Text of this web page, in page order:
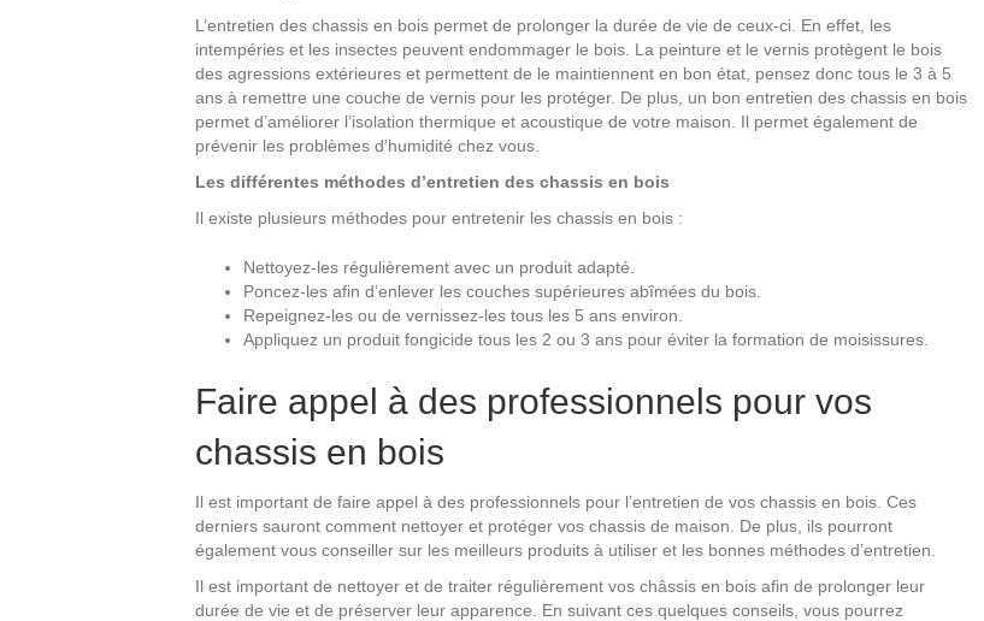
L’entretien des chassis en bois permet de prolonger la durée de vie de ceux-ci. En effet, les
intempéries et les insectes peuvent endommager le bois. La peinture et le vernis protègent le bois
des agressions extérieures et permettent de le maintiennent en bon état, pensez donc tous le 3 à 5
ans à remettre une couche de vernis pour les protéger. De plus, un bon entretien des chassis en bois
permet d’améliorer l’isolation thermique et acoustique de votre maison. Il permet également de
prévenir les problèmes d’humidité chez vous.
Les différentes méthodes d’entretien des chassis en bois
Il existe plusieurs méthodes pour entretenir les chassis en bois :
Nettoyez-les régulièrement avec un produit adapté.
Poncez-les afin d’enlever les couches supérieures abîmées du bois.
Repeignez-les ou de vernissez-les tous les 5 ans environ.
Appliquez un produit fongicide tous les 2 ou 3 ans pour éviter la formation de moisissures.
Faire appel à des professionnels pour vos
chassis en bois
Il est important de faire appel à des professionnels pour l’entretien de vos chassis en bois. Ces
derniers sauront comment nettoyer et protéger vos chassis de maison. De plus, ils pourront
également vous conseiller sur les meilleurs produits à utiliser et les bonnes méthodes d’entretien.
Il est important de nettoyer et de traiter régulièrement vos châssis en bois afin de prolonger leur
durée de vie et de préserver leur apparence. En suivant ces quelques conseils, vous pourrez